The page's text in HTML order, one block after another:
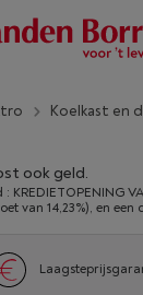
Koelkast en
ook geld.
KREDIETOPENING
van 14,23%), en